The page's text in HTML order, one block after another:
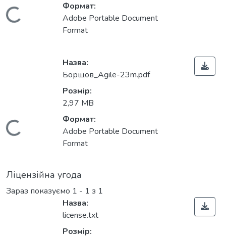
Вантажиться...
Формат:
Adobe Portable Document
Format
Вантажиться...
Назва:
Борщов_Agile-23m.pdf
Розмір:
2,97 MB
Формат:
Adobe Portable Document
Format
Ліцензійна угода
Зараз показуємо 1 - 1 з 1
Назва:
license.txt
Розмір: